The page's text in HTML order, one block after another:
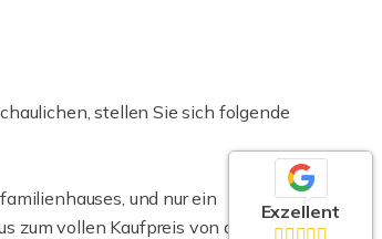
stellen Sie sich folgende
und nur ein
zum vollen Kaufpreis von drei
Exzellent